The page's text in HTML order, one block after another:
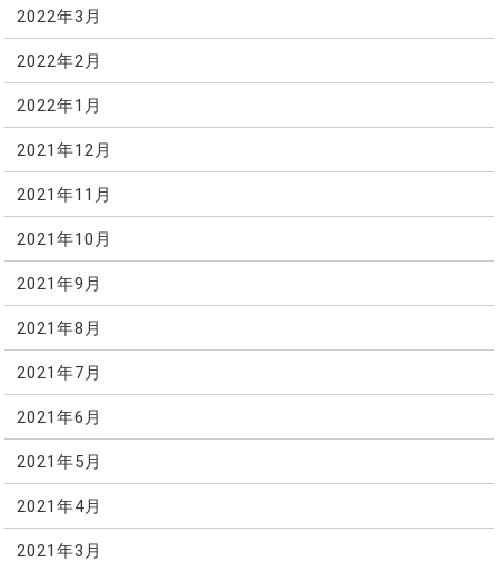
2022年3月
2022年2月
2022年1月
2021年12月
2021年11月
2021年10月
2021年9月
2021年8月
2021年7月
2021年6月
2021年5月
2021年4月
2021年3月